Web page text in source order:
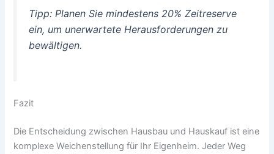
Tipp: Planen Sie mindestens 20% Zeitreserve
ein, um unerwartete Herausforderungen zu
bewältigen.
Fazit
Die Entscheidung zwischen Hausbau und Hauskauf ist eine
komplexe Weichenstellung für Ihr Eigenheim. Jeder Weg